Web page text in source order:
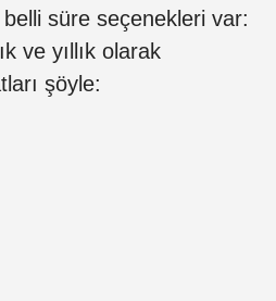
süre seçenekleri var:
ve yıllık olarak
şöyle: